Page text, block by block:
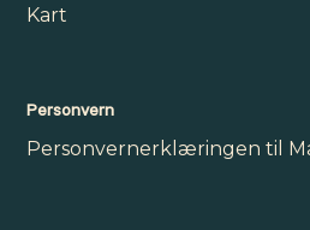
Kart
Personvern
Personvernerklæringen til